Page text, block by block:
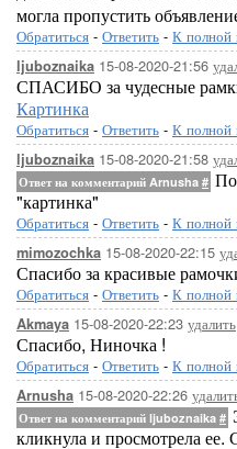
могла пропустить
Обратиться - Ответить - К полной
ljuboznaika 15-08-2020-21:56
СПАСИБО за чудесные
Картинка
Обратиться - Ответить - К полной
ljuboznaika 15-08-2020-21:58
Ответ на комментарий Arnusha #
"картинка"
Обратиться - Ответить - К полной
mimozochka 15-08-2020-22:15
Спасибо за красивые
Обратиться - Ответить - К полной
Akmaya 15-08-2020-22:23 удалить
Спасибо, Ниночка !
Обратиться - Ответить - К полной
Arnusha 15-08-2020-22:26
Ответ на комментарий ljuboznaika #
кликнула и просмотрела ее.